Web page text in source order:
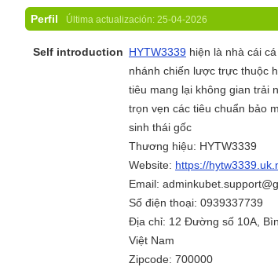
Perfil Última actualización: 25-04-2026
Self introduction HYTW3339 hiện là nhà cái
nhánh chiến lược trực thuộc
tiêu mang lại không gian trải
trọn vẹn các tiêu chuẩn bảo
sinh thái gốc
Thương hiệu: HYTW3339
Website: https://
Email:
Số điện thoại: 0939337739
Địa chỉ: 12 Đường số 10A,
Việt Nam
Zipcode: 700000